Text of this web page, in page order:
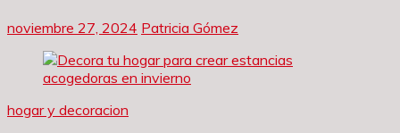
noviembre 27, 2024 Patricia Gómez
hogar y decoracion